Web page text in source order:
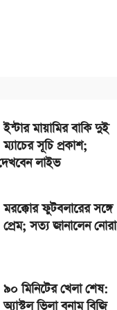
ইন্টার মায়ামির বাকি দুই
ম্যাচের সূচি প্রকাশ;
লাইভ
মরক্কোর ফুটবলারের সঙ্গে
প্রেম; সত্য জানালেন নোরা
৯০ মিনিটের খেলা শেষ:
অ্যাস্টল ভিলা বনাম বিজি